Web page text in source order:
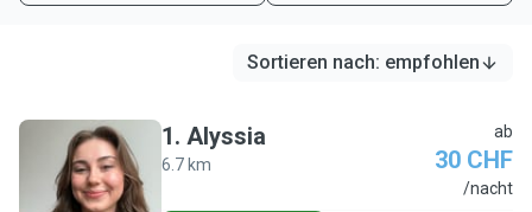
Sortieren nach: empfohlen
A
1. Alyssia
6.7 km
ab
30 CHF
/nacht